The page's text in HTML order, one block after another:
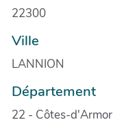
22300
Ville
LANNION
Département
22 - Côtes-d'Armor